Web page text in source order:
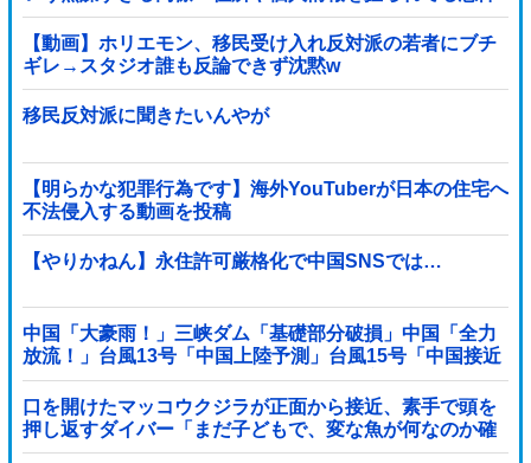
すら理解できない頭の弱さに絶句
【動画】ホリエモン、移民受け入れ反対派の若者にブチ
ギレ→スタジオ誰も反論できず沈黙w
移民反対派に聞きたいんやが
【明らかな犯罪行為です】海外YouTuberが日本の住宅へ
不法侵入する動画を投稿
【やりかねん】永住許可厳格化で中国SNSでは…
中国「大豪雨！」三峡ダム「基礎部分破損」中国「全力
放流！」台風13号「中国上陸予測」台風15号「中国接近
（画像」中国「台風同時上陸！（穀物生産が壊滅危機」
→
口を開けたマッコウクジラが正面から接近、素手で頭を
押し返すダイバー「まだ子どもで、変な魚が何なのか確
かめてるだけ」【海外の反応】